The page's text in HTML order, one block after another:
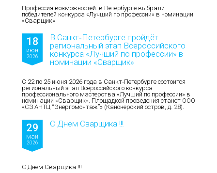
Профессия возможностей: в Петербурге выбрали
победителей конкурса «Лучший по профессии» в номинации
«Сварщик»
18
июн
2026
В Санкт‑Петербурге пройдёт
региональный этап Всероссийского
конкурса «Лучший по профессии» в
номинации «Сварщик»
С 22 по 25 июня 2026 года в Санкт‑Петербурге состоится
региональный этап Всероссийского конкурса
профессионального мастерства «Лучший по профессии» в
номинации «Сварщик». Площадкой проведения станет ООО
«СЗ АНТЦ “Энергомонтаж”» (Канонерский остров, д. 28).
29
май
2026
С Днем Сварщика !!!
С Днем Сварщика !!!